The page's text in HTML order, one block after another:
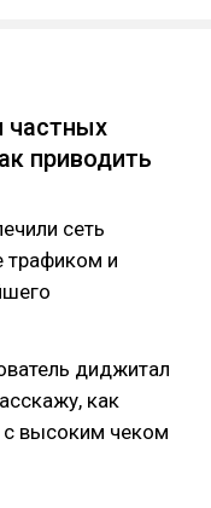
частных
приводить
сеть
трафиком и
диджитал
как
с высоким чеком